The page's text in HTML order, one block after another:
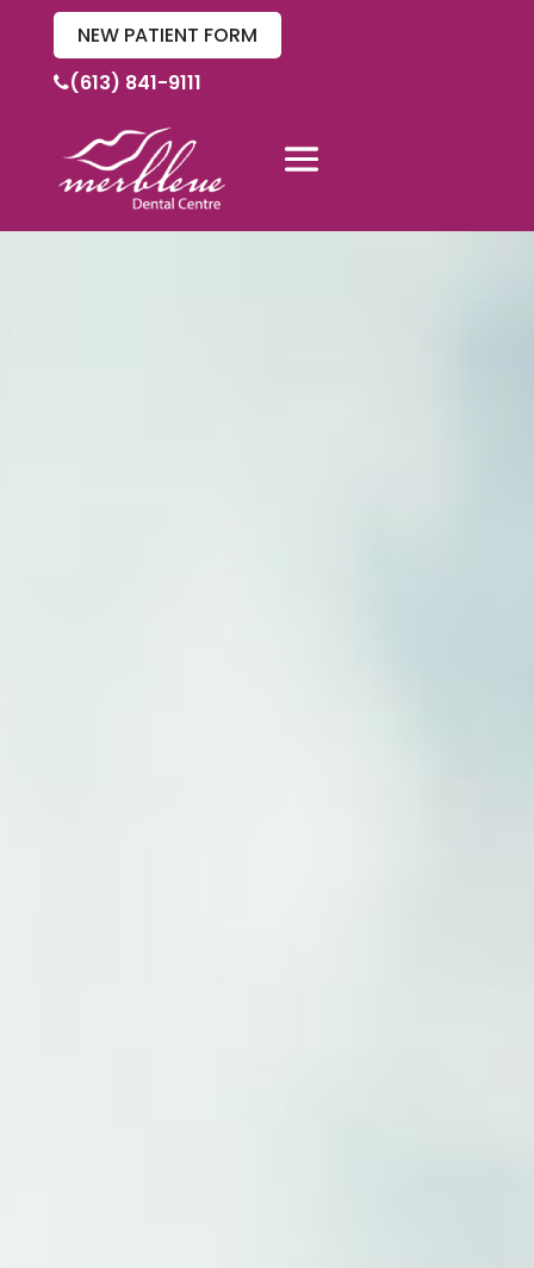
NEW PATIENT FORM
(613) 841-9111